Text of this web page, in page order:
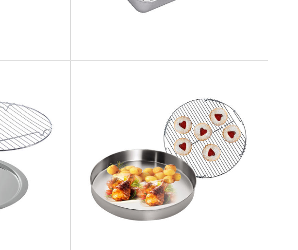
SMART GRILL ROUND DOPPIA
ALTEZZA
Teglia rotonda + griglia doppia altezza